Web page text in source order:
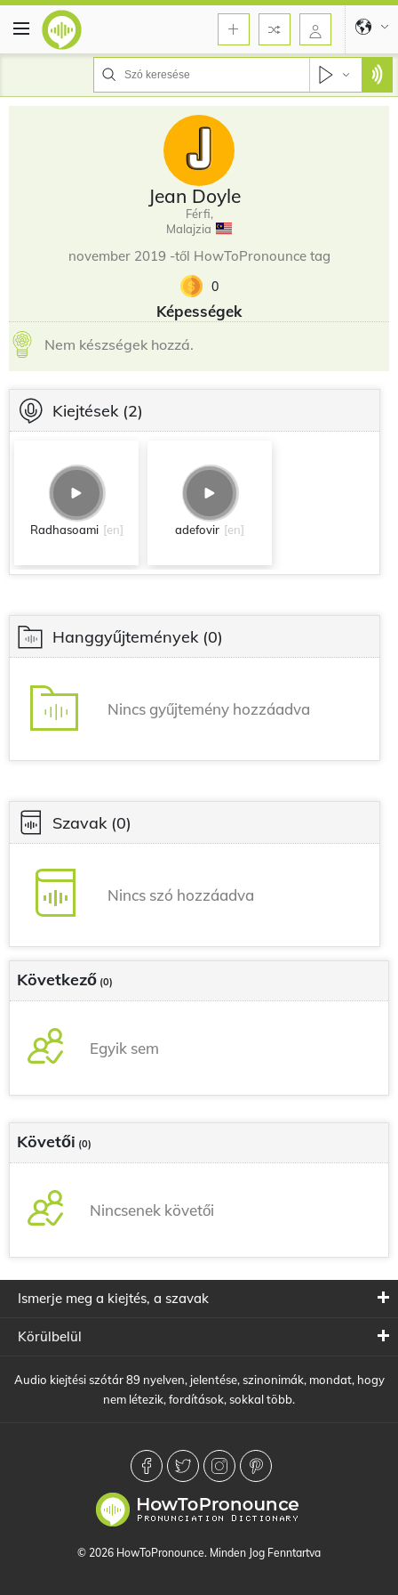
Jean Doyle
Férfi,
Malajzia
november 2019 -től HowToPronounce tag
0
Képességek
Nem készségek hozzá.
Kiejtések (2)
Radhasoami [en] adefovir [en]
Hanggyűjtemények (0)
Nincs gyűjtemény hozzáadva
Szavak (0)
Nincs szó hozzáadva
Következő (0)
Egyik sem
Követői (0)
Nincsenek követői
Ismerje meg a kiejtés, a szavak
Körülbelül
Audio kiejtési szótár 89 nyelven, jelentése, szinonimák, mondat, hogy
nem létezik, fordítások, sokkal több.
© 2026 HowToPronounce. Minden Jog Fenntartva